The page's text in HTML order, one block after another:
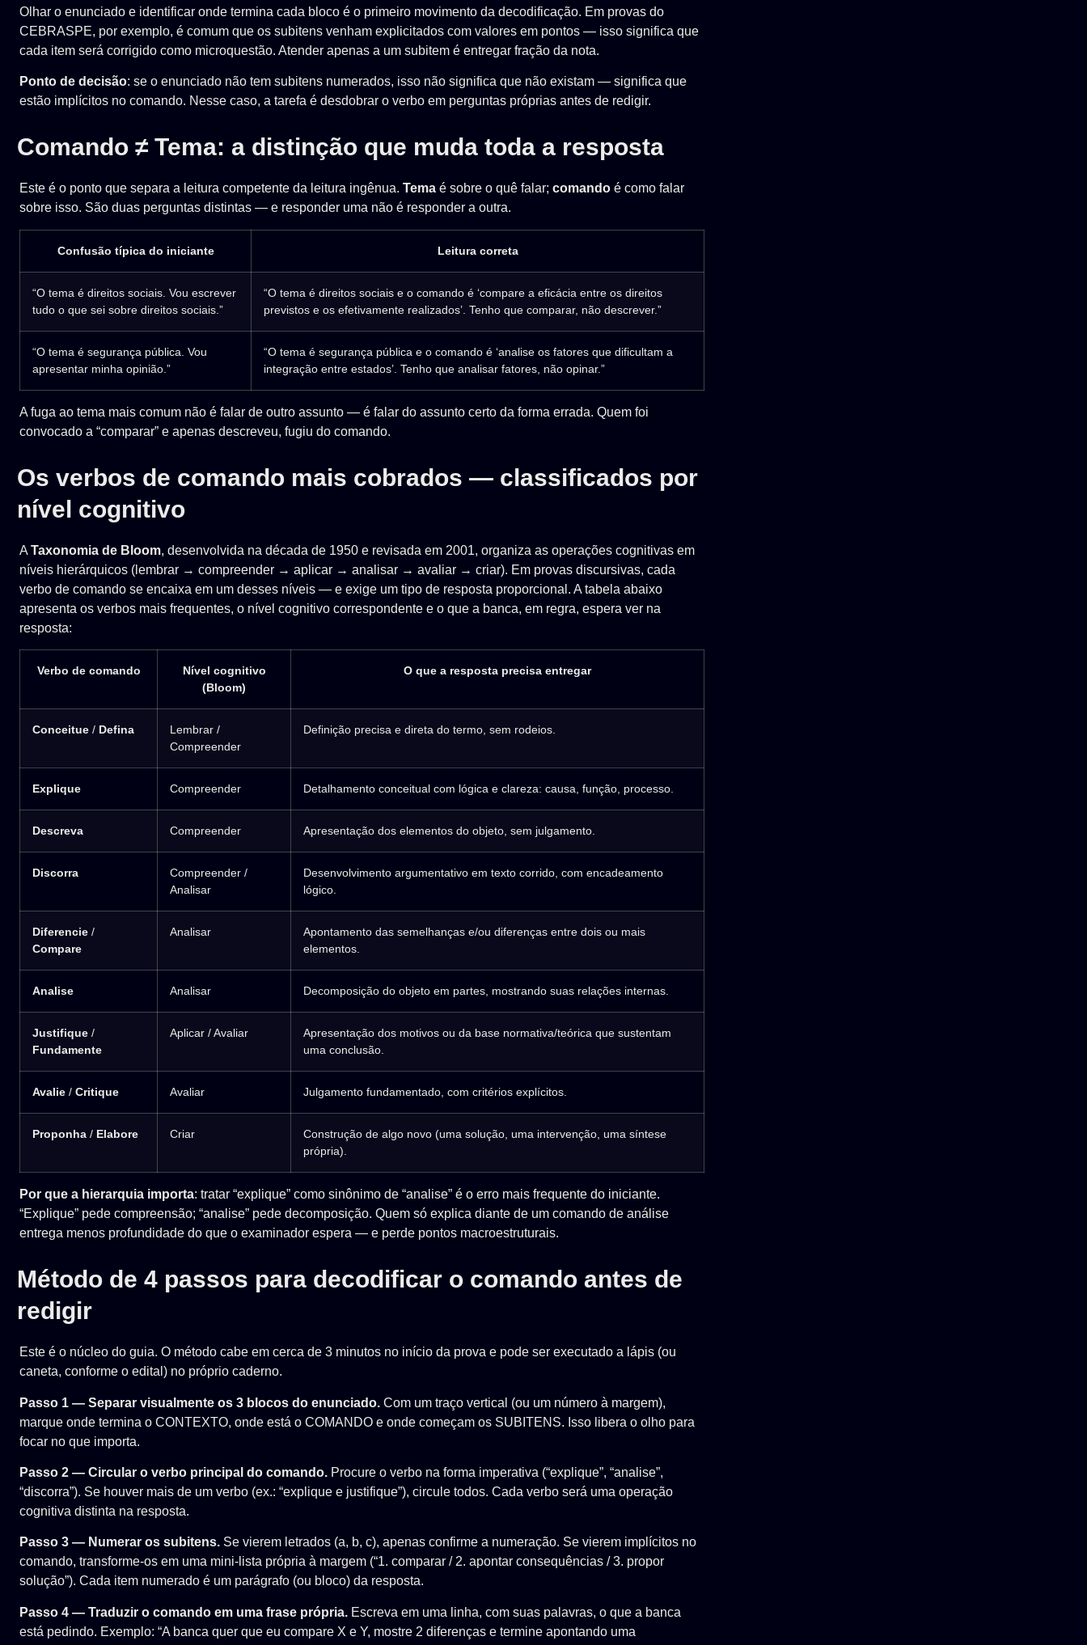
Olhar o enunciado e identificar onde termina cada bloco é o primeiro movimento da decodificação. Em provas do
CEBRASPE, por exemplo, é comum que os subitens venham explicitados com valores em pontos — isso significa que
cada item será corrigido como microquestão. Atender apenas a um subitem é entregar fração da nota.
Ponto de decisão: se o enunciado não tem subitens numerados, isso não significa que não existam — significa que
estão implícitos no comando. Nesse caso, a tarefa é desdobrar o verbo em perguntas próprias antes de redigir.
Comando ≠ Tema: a distinção que muda toda a resposta
Este é o ponto que separa a leitura competente da leitura ingênua. Tema é sobre o quê falar; comando é como falar
sobre isso. São duas perguntas distintas — e responder uma não é responder a outra.
Confusão típica do iniciante Leitura correta
“O tema é direitos sociais. Vou escrever
tudo o que sei sobre direitos sociais.”
“O tema é direitos sociais e o comando é ‘compare a eficácia entre os direitos
previstos e os efetivamente realizados’. Tenho que comparar, não descrever.”
“O tema é segurança pública. Vou
apresentar minha opinião.”
“O tema é segurança pública e o comando é ‘analise os fatores que dificultam a
integração entre estados’. Tenho que analisar fatores, não opinar.”
A fuga ao tema mais comum não é falar de outro assunto — é falar do assunto certo da forma errada. Quem foi
convocado a “comparar” e apenas descreveu, fugiu do comando.
Os verbos de comando mais cobrados — classificados por
nível cognitivo
A Taxonomia de Bloom, desenvolvida na década de 1950 e revisada em 2001, organiza as operações cognitivas em
níveis hierárquicos (lembrar → compreender → aplicar → analisar → avaliar → criar). Em provas discursivas, cada
verbo de comando se encaixa em um desses níveis — e exige um tipo de resposta proporcional. A tabela abaixo
apresenta os verbos mais frequentes, o nível cognitivo correspondente e o que a banca, em regra, espera ver na
resposta:
Verbo de comando
Nível cognitivo
(Bloom)
O que a resposta precisa entregar
Conceitue / Defina
Lembrar /
Compreender
Definição precisa e direta do termo, sem rodeios.
Explique Compreender Detalhamento conceitual com lógica e clareza: causa, função, processo.
Descreva Compreender Apresentação dos elementos do objeto, sem julgamento.
Discorra
Compreender /
Analisar
Desenvolvimento argumentativo em texto corrido, com encadeamento
lógico.
Diferencie /
Compare
Analisar
Apontamento das semelhanças e/ou diferenças entre dois ou mais
elementos.
Analise Analisar Decomposição do objeto em partes, mostrando suas relações internas.
Justifique /
Fundamente
Aplicar / Avaliar
Apresentação dos motivos ou da base normativa/teórica que sustentam
uma conclusão.
Avalie / Critique Avaliar Julgamento fundamentado, com critérios explícitos.
Proponha / Elabore Criar
Construção de algo novo (uma solução, uma intervenção, uma síntese
própria).
Por que a hierarquia importa: tratar “explique” como sinônimo de “analise” é o erro mais frequente do iniciante.
“Explique” pede compreensão; “analise” pede decomposição. Quem só explica diante de um comando de análise
entrega menos profundidade do que o examinador espera — e perde pontos macroestruturais.
Método de 4 passos para decodificar o comando antes de
redigir
Este é o núcleo do guia. O método cabe em cerca de 3 minutos no início da prova e pode ser executado a lápis (ou
caneta, conforme o edital) no próprio caderno.
Passo 1 — Separar visualmente os 3 blocos do enunciado. Com um traço vertical (ou um número à margem),
marque onde termina o CONTEXTO, onde está o COMANDO e onde começam os SUBITENS. Isso libera o olho para
focar no que importa.
Passo 2 — Circular o verbo principal do comando. Procure o verbo na forma imperativa (“explique”, “analise”,
“discorra”). Se houver mais de um verbo (ex.: “explique e justifique”), circule todos. Cada verbo será uma operação
cognitiva distinta na resposta.
Passo 3 — Numerar os subitens. Se vierem letrados (a, b, c), apenas confirme a numeração. Se vierem implícitos no
comando, transforme-os em uma mini-lista própria à margem (“1. comparar / 2. apontar consequências / 3. propor
solução”). Cada item numerado é um parágrafo (ou bloco) da resposta.
Passo 4 — Traduzir o comando em uma frase própria. Escreva em uma linha, com suas palavras, o que a banca
está pedindo. Exemplo: “A banca quer que eu compare X e Y, mostre 2 diferenças e termine apontando uma